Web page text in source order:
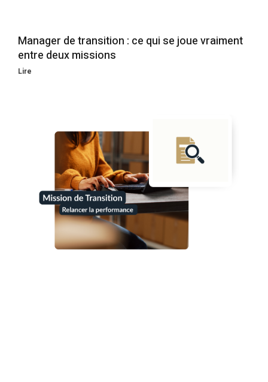
Manager de transition : ce qui se joue vraiment
entre deux missions
Lire